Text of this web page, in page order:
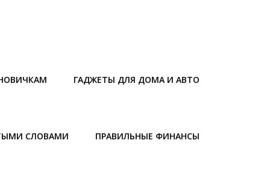
ГАДЖЕТЫ ДЛЯ ДОМА И АВТО
СЛОВАМИ ПРАВИЛЬНЫЕ ФИНАНСЫ